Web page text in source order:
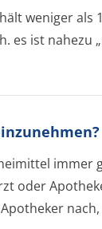
weniger als
es ist nahezu
immer
oder
nach,